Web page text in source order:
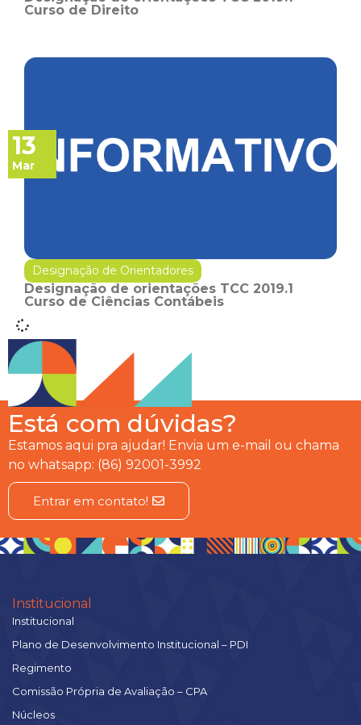
Curso de Direito
13
Mar
Designação de Orientadores
Designação de orientações TCC 2019.1
Curso de Ciências Contábeis
Está com dúvidas?
Estamos aqui pra ajudar! Envia um e-mail ou chama
no whatsapp: (86) 92001-3992
Entrar em contato!
Institucional
Institucional
Plano de Desenvolvimento Institucional – PDI
Regimento
Comissão Própria de Avaliação – CPA
Núcleos